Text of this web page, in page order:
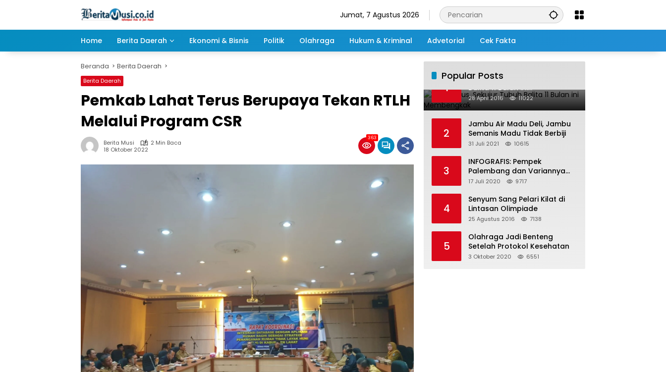
Jumat, 7 Agustus 2026
Home Berita Daerah Ekonomi & Bisnis Politik Olahraga Hukum & Kriminal Advetorial Cek Fakta
Beranda Berita Daerah
Berita Daerah
Pemkab Lahat Terus Berupaya Tekan RTLH
Melalui Program CSR
Berita Musi
2 Min Baca
18 Oktober 2022
363
Popular Posts
1
Salah Infus, Sekujur Tubuh
Balita 11 Bulan ini
Membengkak
28 April 2016 11022
2
Jambu Air Madu Deli, Jambu
Semanis Madu Tidak Berbiji
31 Juli 2021 10615
3
INFOGRAFIS: Pempek
Palembang dan Variannya
yang Melegenda
17 Juli 2020 9717
4
Senyum Sang Pelari Kilat di
Lintasan Olimpiade
25 Agustus 2016 7138
5
Olahraga Jadi Benteng
Setelah Protokol Kesehatan
3 Oktober 2020 6551